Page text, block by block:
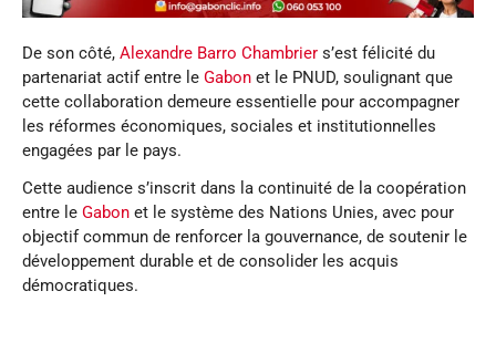
De son côté, Alexandre Barro Chambrier s’est félicité du
partenariat actif entre le Gabon et le PNUD, soulignant que
cette collaboration demeure essentielle pour accompagner
les réformes économiques, sociales et institutionnelles
engagées par le pays.
Cette audience s’inscrit dans la continuité de la coopération
entre le Gabon et le système des Nations Unies, avec pour
objectif commun de renforcer la gouvernance, de soutenir le
développement durable et de consolider les acquis
démocratiques.